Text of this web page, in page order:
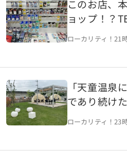
このお店、
ョップ！？
形県天童市】
ローカリティ！21
「天童温泉
であり続け
セプトのカ
市】
ローカリティ！23